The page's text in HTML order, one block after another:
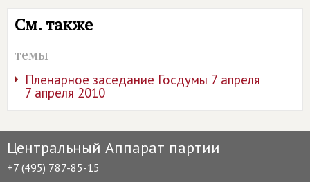
См. также
темы
Пленарное заседание Госдумы 7 апреля
7 апреля 2010
Центральный Аппарат партии
+7 (495) 787-85-15